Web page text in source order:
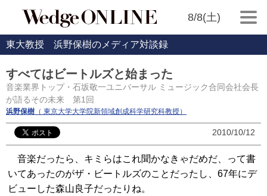
8/8(土)
東大教授 浜野保樹のメディア対談録
すべてはビートルズと始まった
音楽業界トップ・石坂敬一ユニバーサル ミュージック合同会社会長
が語るその未来 第1回
浜野保樹 （ 東京大学大学院新領域創成科学研究科教授）
2010/10/12
音楽だったら、キミらはこれ聞かなきゃだめだ、って書
いてあったのがザ・ビートルズのことだったし、67年にデ
ビューした森山良子だったりね。